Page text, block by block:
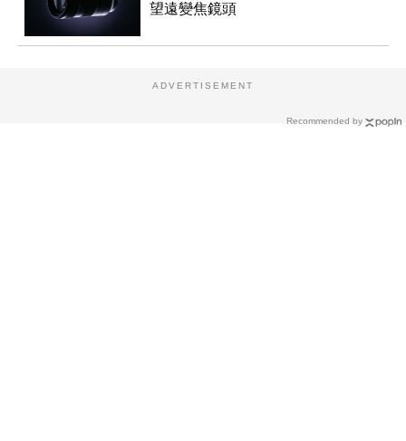
望遠變焦鏡頭
Recommended by
ADVERTISEMENT